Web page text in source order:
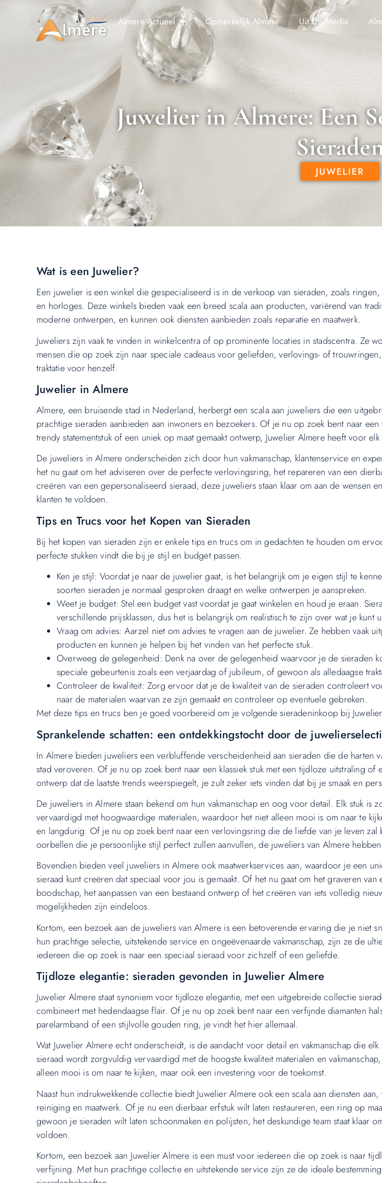
Almere Actueel Opmerkelijk Almere Uit De Media
Juwelier in Almere: Een
JUWELIER
Wat is een Juwelier?
Een juwelier is een winkel die gespecialiseerd is in de verkoop van sieraden, zoals ringen,
en horloges. Deze winkels bieden vaak een breed scala aan producten, variërend van
moderne ontwerpen, en kunnen ook diensten aanbieden zoals reparatie en maatwerk.
Juweliers zijn vaak te vinden in winkelcentra of op prominente locaties in stadscentra. Ze
mensen die op zoek zijn naar speciale cadeaus voor geliefden, verlovings- of
traktatie voor henzelf.
Juwelier in Almere
Almere, een bruisende stad in Nederland, herbergt een scala aan juweliers die een
prachtige sieraden aanbieden aan inwoners en bezoekers. Of je nu op zoek bent naar een
trendy statementstuk of een uniek op maat gemaakt ontwerp, Juwelier Almere heeft voor
De juweliers in Almere onderscheiden zich door hun vakmanschap, klantenservice en
het nu gaat om het adviseren over de perfecte verlovingsring, het repareren van een
creëren van een gepersonaliseerd sieraad, deze juweliers staan klaar om aan de wensen
klanten te voldoen.
Tips en Trucs voor het Kopen van Sieraden
Bij het kopen van sieraden zijn er enkele tips en trucs om in gedachten te houden om
perfecte stukken vindt die bij je stijl en budget passen.
Ken je stijl: Voordat je naar de juwelier gaat, is het belangrijk om je eigen stijl te
soorten sieraden je normaal gesproken draagt en welke ontwerpen je aanspreken.
Weet je budget: Stel een budget vast voordat je gaat winkelen en houd je eraan.
verschillende prijsklassen, dus het is belangrijk om realistisch te zijn over wat je kunt
Vraag om advies: Aarzel niet om advies te vragen aan de juwelier. Ze hebben vaak
producten en kunnen je helpen bij het vinden van het perfecte stuk.
Overweeg de gelegenheid: Denk na over de gelegenheid waarvoor je de sieraden
speciale gebeurtenis zoals een verjaardag of jubileum, of gewoon als alledaagse
Controleer de kwaliteit: Zorg ervoor dat je de kwaliteit van de sieraden controleert
naar de materialen waarvan ze zijn gemaakt en controleer op eventuele gebreken.
Met deze tips en trucs ben je goed voorbereid om je volgende sieradeninkoop bij
Sprankelende schatten: een ontdekkingstocht door de
In Almere bieden juweliers een verbluffende verscheidenheid aan sieraden die de harten
stad veroveren. Of je nu op zoek bent naar een klassiek stuk met een tijdloze uitstraling of
ontwerp dat de laatste trends weerspiegelt, je zult zeker iets vinden dat bij je smaak en
De juweliers in Almere staan bekend om hun vakmanschap en oog voor detail. Elk stuk is
vervaardigd met hoogwaardige materialen, waardoor het niet alleen mooi is om naar te
en langdurig. Of je nu op zoek bent naar een verlovingsring die de liefde van je leven zal
oorbellen die je persoonlijke stijl perfect zullen aanvullen, de juweliers van Almere
Bovendien bieden veel juweliers in Almere ook maatwerkservices aan, waardoor je een
sieraad kunt creëren dat speciaal voor jou is gemaakt. Of het nu gaat om het graveren van
boodschap, het aanpassen van een bestaand ontwerp of het creëren van iets volledig
mogelijkheden zijn eindeloos.
Kortom, een bezoek aan de juweliers van Almere is een betoverende ervaring die je niet
hun prachtige selectie, uitstekende service en ongeëvenaarde vakmanschap, zijn ze de
iedereen die op zoek is naar een speciaal sieraad voor zichzelf of een geliefde.
Tijdloze elegantie: sieraden gevonden in Juwelier Almere
Juwelier Almere staat synoniem voor tijdloze elegantie, met een uitgebreide collectie
combineert met hedendaagse flair. Of je nu op zoek bent naar een verfijnde diamanten
parelarmband of een stijlvolle gouden ring, je vindt het hier allemaal.
Wat Juwelier Almere echt onderscheidt, is de aandacht voor detail en vakmanschap die elk
sieraad wordt zorgvuldig vervaardigd met de hoogste kwaliteit materialen en
alleen mooi is om naar te kijken, maar ook een investering voor de toekomst.
Naast hun indrukwekkende collectie biedt Juwelier Almere ook een scala aan diensten
reiniging en maatwerk. Of je nu een dierbaar erfstuk wilt laten restaureren, een ring op
gewoon je sieraden wilt laten schoonmaken en polijsten, het deskundige team staat klaar
voldoen.
Kortom, een bezoek aan Juwelier Almere is een must voor iedereen die op zoek is naar
verfijning. Met hun prachtige collectie en uitstekende service zijn ze de ideale